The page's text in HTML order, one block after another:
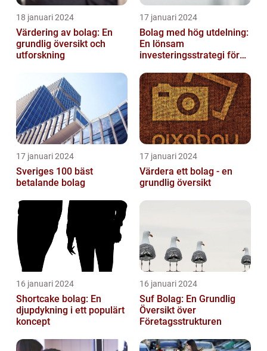
18 januari 2024
Värdering av bolag: En
grundlig översikt och
utforskning
17 januari 2024
Bolag med hög utdelning:
En lönsam
investeringsstrategi för
17 januari 2024
Sveriges 100 bäst
betalande bolag
17 januari 2024
Värdera ett bolag - en
grundlig översikt
16 januari 2024
Shortcake bolag: En
djupdykning i ett populärt
koncept
16 januari 2024
Suf Bolag: En Grundlig
Översikt över
Företagsstrukturen